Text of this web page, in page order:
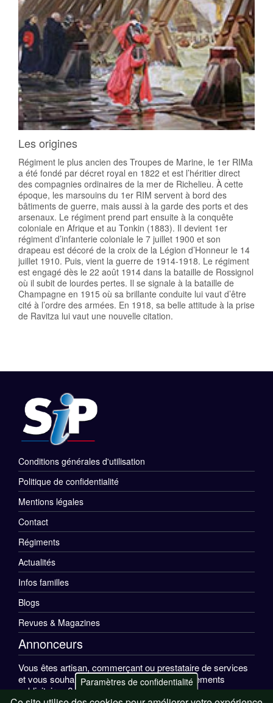
Les origines
Régiment le plus ancien des Troupes de Marine, le 1er RIMa
a été fondé par décret royal en 1822 et est l’héritier direct
des compagnies ordinaires de la mer de Richelieu. À cette
époque, les marsouins du 1er RIM servent à bord des
bâtiments de guerre, mais aussi à la garde des ports et des
arsenaux. Le régiment prend part ensuite à la conquête
coloniale en Afrique et au Tonkin (1883). Il devient 1er
régiment d’infanterie coloniale le 7 juillet 1900 et son
drapeau est décoré de la croix de la Légion d’Honneur le 14
juillet 1910. Puis, vient la guerre de 1914-1918. Le régiment
est engagé dès le 22 août 1914 dans la bataille de Rossignol
où il subit de lourdes pertes. Il se signale à la bataille de
Champagne en 1915 où sa brillante conduite lui vaut d’être
cité à l’ordre des armées. En 1918, sa belle attitude à la prise
de Ravitza lui vaut une nouvelle citation.
Menu
Rubriques
Pied
de
page
Conditions générales d'utilisation
Politique de confidentialité
Mentions légales
Contact
Menu
Divers
Pied
de
page
Régiments
Actualités
Infos familles
Blogs
Revues & Magazines
Annonceurs
Vous êtes artisan, commerçant ou prestataire de services
et vous souhaitez apparaître sur nos emplacements
publicitaires ?
Paramètres de confidentialité